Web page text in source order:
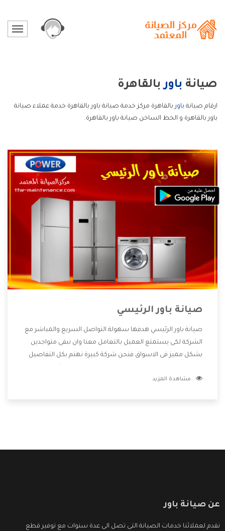
صيانة باوربالقاهرة
ارقام صيانة باوربالقاهرة مركز خدمة صيانة باور بالقاهرة خدمة عملاء صيانة
باور بالقاهرة و الخط الساخن صيانة باور بالقاهرة.
صيانة باور الرئيسي
صيانة باور الرئيسي هدفها سهولة التواصل السريع والمباشر مع
الشركة لكى يستمتع العميل بالتعامل معنا وان نبقى متواجدين
بشكل مميز فى الاسواق فنحن شركة كبيرة نهتم بكل التفاصيل
والتى تكون منها خدمة الصيانة التى تكون من أهم الخدمات التى
مشاهدة المزيد
عن صيانة باور
نقدم لعملائنا خدمات الصيانة التى تصل الى عدة سنوات مع توفير قطع